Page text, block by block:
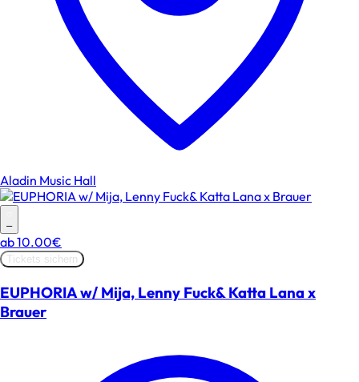
Aladin Music Hall
–
ab10.00€
Tickets sichern
EUPHORIA w/ Mija, Lenny Fuck& Katta Lana x
Brauer